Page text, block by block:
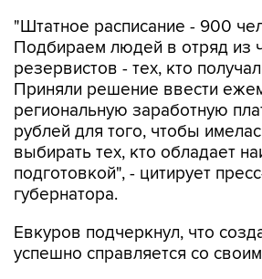
"Штатное расписание - 900
Подбираем людей в отряд из
резервистов - тех, кто
Приняли решение ввести
региональную заработную
рублей для того, чтобы
выбирать тех, кто обладает
подготовкой", - цитирует
губернатора.
Евкуров подчеркнул, что
успешно справляется со